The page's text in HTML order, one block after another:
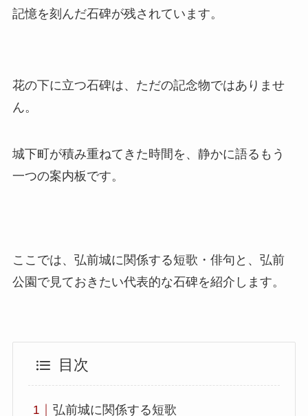
記憶を刻んだ石碑が残されています。
花の下に立つ石碑は、ただの記念物ではありませ
ん。
城下町が積み重ねてきた時間を、静かに語るもう
一つの案内板です。
ここでは、弘前城に関係する短歌・俳句と、弘前
公園で見ておきたい代表的な石碑を紹介します。
目次
弘前城に関係する短歌